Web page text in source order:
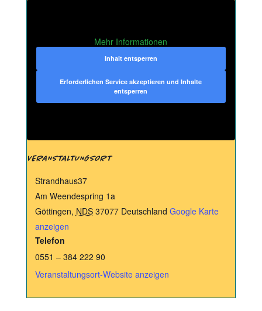
VERANSTALTUNGSORT
Strandhaus37
Am Weendespring 1a
Göttingen, NDS 37077 Deutschland Google Karte
anzeigen
Telefon
0551 – 384 222 90
Veranstaltungsort-Website anzeigen
Mehr Informationen
Inhalt entsperren
Erforderlichen Service akzeptieren und Inhalte
entsperren